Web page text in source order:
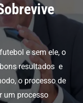
e sem ele, o
resultados e
o processo de
um processo